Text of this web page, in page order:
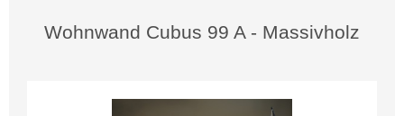
Wohnwand Cubus 99 A - Massivholz